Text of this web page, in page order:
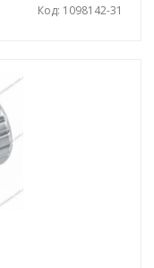
Код: 1098142-31